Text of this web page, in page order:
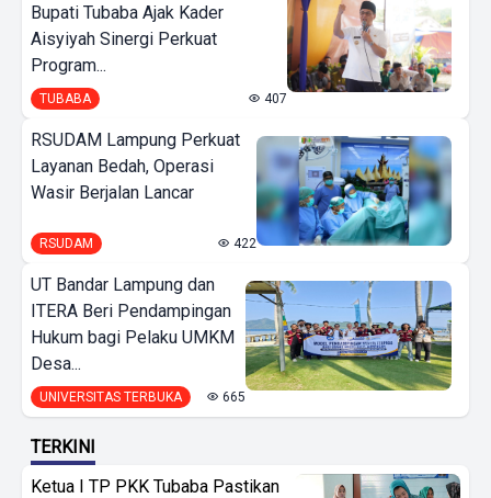
Bupati Tubaba Ajak Kader
Aisyiyah Sinergi Perkuat
Program...
TUBABA 407
RSUDAM Lampung Perkuat
Layanan Bedah, Operasi
Wasir Berjalan Lancar
RSUDAM 422
UT Bandar Lampung dan
ITERA Beri Pendampingan
Hukum bagi Pelaku UMKM
Desa...
UNIVERSITAS TERBUKA 665
TERKINI
Ketua I TP PKK Tubaba Pastikan